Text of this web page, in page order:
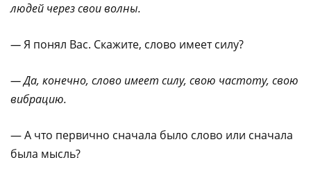
людей через свои волны.
—Я понял Вас. Скажите, слово имеет силу?
— Да, конечно, слово имеет силу, свою частоту, свою
вибрацию.
— А что первично сначала было слово или сначала
была мысль?